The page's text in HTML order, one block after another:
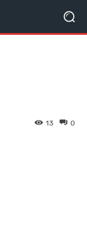
0
13